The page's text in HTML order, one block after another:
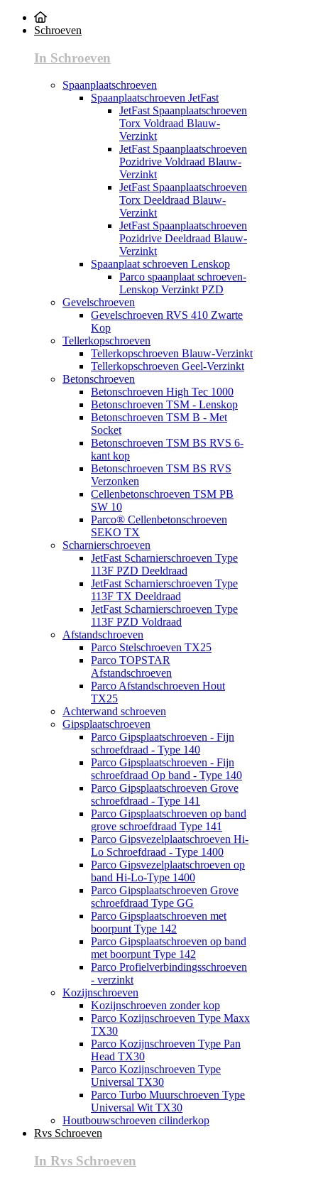
Schroeven
In Schroeven
Spaanplaatschroeven
Spaanplaatschroeven JetFast
JetFast Spaanplaatschroeven
Torx Voldraad Blauw-
Verzinkt
JetFast Spaanplaatschroeven
Pozidrive Voldraad Blauw-
Verzinkt
JetFast Spaanplaatschroeven
Torx Deeldraad Blauw-
Verzinkt
JetFast Spaanplaatschroeven
Pozidrive Deeldraad Blauw-
Verzinkt
Spaanplaat schroeven Lenskop
Parco spaanplaat schroeven-
Lenskop Verzinkt PZD
Gevelschroeven
Gevelschroeven RVS 410 Zwarte
Kop
Tellerkopschroeven
Tellerkopschroeven Blauw-Verzinkt
Tellerkopschroeven Geel-Verzinkt
Betonschroeven
Betonschroeven High Tec 1000
Betonschroeven TSM - Lenskop
Betonschroeven TSM B - Met
Socket
Betonschroeven TSM BS RVS 6-
kant kop
Betonschroeven TSM BS RVS
Verzonken
Cellenbetonschroeven TSM PB
SW 10
Parco® Cellenbetonschroeven
SEKO TX
Scharnierschroeven
JetFast Scharnierschroeven Type
113F PZD Deeldraad
JetFast Scharnierschroeven Type
113F TX Deeldraad
JetFast Scharnierschroeven Type
113F PZD Voldraad
Afstandschroeven
Parco Stelschroeven TX25
Parco TOPSTAR
Afstandschroeven
Parco Afstandschroeven Hout
TX25
Achterwand schroeven
Gipsplaatschroeven
Parco Gipsplaatschroeven - Fijn
schroefdraad - Type 140
Parco Gipsplaatschroeven - Fijn
schroefdraad Op band - Type 140
Parco Gipsplaatschroeven Grove
schroefdraad - Type 141
Parco Gipsplaatschroeven op band
grove schroefdraad Type 141
Parco Gipsvezelplaatschroeven Hi-
Lo Schroefdraad - Type 1400
Parco Gipsvezelplaatschroeven op
band Hi-Lo-Type 1400
Parco Gipsplaatschroeven Grove
schroefdraad Type GG
Parco Gipsplaatschroeven met
boorpunt Type 142
Parco Gipsplaatschroeven op band
met boorpunt Type 142
Parco Profielverbindingsschroeven
- verzinkt
Kozijnschroeven
Kozijnschroeven zonder kop
Parco Kozijnschroeven Type Maxx
TX30
Parco Kozijnschroeven Type Pan
Head TX30
Parco Kozijnschroeven Type
Universal TX30
Parco Turbo Muurschroeven Type
Universal Wit TX30
Houtbouwschroeven cilinderkop
Rvs Schroeven
In Rvs Schroeven